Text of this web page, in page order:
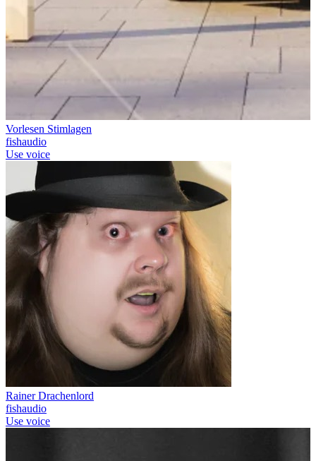
Vorlesen Stimlagen
fishaudio
Use voice
Rainer Drachenlord
fishaudio
Use voice